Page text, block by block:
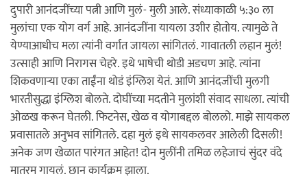
दुपारी आनंदजींच्या पत्नी आणि मुलं- मुली आले. संध्याकाळी ५:३० ला
मुलांचा एक योग वर्ग आहे. आनंदजींना यायला उशीर होतोय. त्यामुळे ते
येण्याआधीच मला त्यांनी वर्गात जायला सांगितलं. गावातली लहान मुलं!
उत्साही आणि निरागस चेहरे. इथे भाषेची थोडी अडचण आहे. त्यांना
शिकवणार्‍या एका ताईंना थोडं इंग्लिश येतं. आणि आनंदजींची मुलगी
भारतीसुद्धा इंग्लिश बोलते. दोघींच्या मदतीने मुलांशी संवाद साधला. त्यांची
ओळख करून घेतली. फिटनेस, खेळ व योगाबद्दल बोललो. माझे सायकल
प्रवासातले अनुभव सांगितले. दहा मुलं इथे सायकलवर आलेली दिसली!
अनेक जण खेळात पारंगत आहेत! दोन मुलींनी तमिळ लहेजाचं सुंदर वंदे
मातरम गायलं. छान कार्यक्रम झाला.